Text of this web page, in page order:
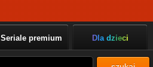
Seriale premium Dla dzieci